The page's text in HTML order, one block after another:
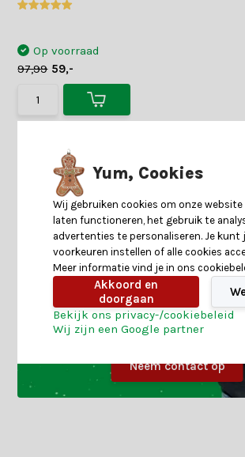
Op voorraad
97,99 59,-
Neem contact op
Yum, Cookies
Wij gebruiken cookies om onze
laten functioneren, het gebruik te
advertenties te personaliseren. Je kunt
voorkeuren instellen of alle cookies
Meer informatie vind je in ons
Akkoord en
doorgaan
Bekijk ons privacy-/cookiebeleid
Wij zijn een Google partner